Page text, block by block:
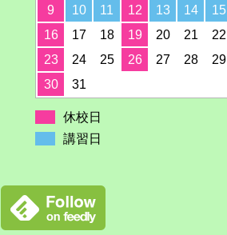
9
10 11 12 13 14
15
16
17 18 19 20 21
22
23
24 25 26 27 28
29
30
31
休校日
講習日